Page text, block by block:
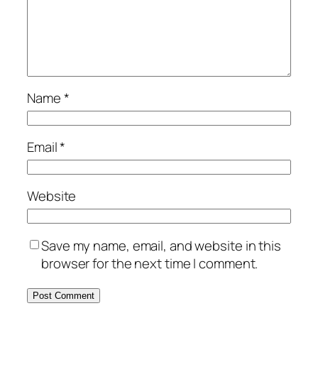
Name*
Email*
Website
Save my name, email, and website in this
browser for the next time I comment.